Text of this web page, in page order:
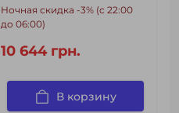
Ночная скидка -3% (с 22:00
до 06:00)
10 644 грн.
В корзину